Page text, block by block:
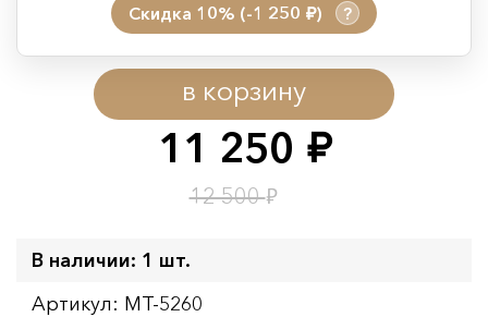
11 250 руб.
12 500₽
в корзину
Скидка 10% (-1 250 руб.) ?
Период действия акции:
Начало:
08.08.2026 00:01
Окончание:
09.08.2026 23:59
Время до окончания:
В наличии: 1 шт.
Артикул: MT-5260